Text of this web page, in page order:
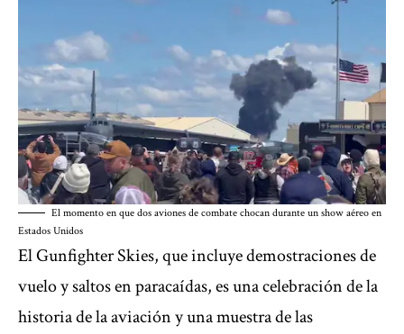
El momento en que dos aviones de combate chocan durante un show aéreo en
Estados Unidos
El Gunfighter Skies, que incluye demostraciones de
vuelo y saltos en paracaídas, es una celebración de la
historia de la aviación y una muestra de las